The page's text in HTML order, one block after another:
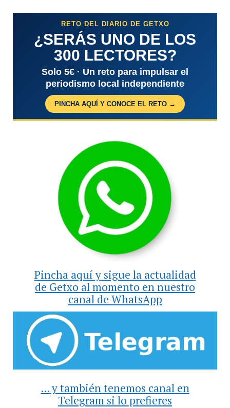
RETO DEL DIARIO DE GETXO
¿SERÁS UNO DE LOS
300 LECTORES?
Solo 5€ · Un reto para impulsar el
periodismo local independiente
PINCHA AQUÍ Y CONOCE EL RETO →
Pincha aquí y sigue la actualidad
de Getxo al momento en nuestro
canal de WhatsApp
... y también tenemos canal en
Telegram si lo prefieres